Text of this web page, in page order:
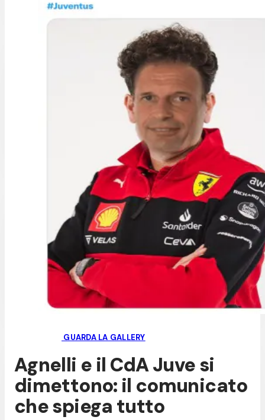
GUARDA LA GALLERY
Agnelli e il CdA Juve si
dimettono: il comunicato
che spiega tutto